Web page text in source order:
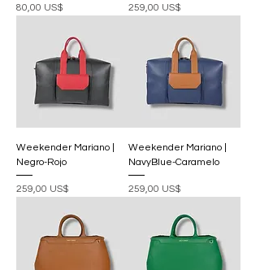
Precio
80,00 US$ Precio
259,00 US$
Weekender Mariano |
Negro-Rojo
Precio
259,00 US$
Weekender Mariano |
NavyBlue-Caramelo
Precio
259,00 US$